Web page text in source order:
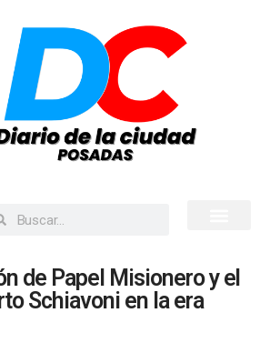
de Papel Misionero y el
Schiavoni en la era